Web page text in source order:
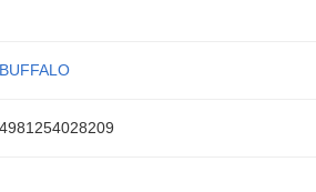
BUFFALO
4981254028209